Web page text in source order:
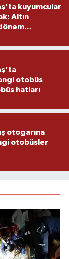
kuyumcular
Altın
otobüs
hatları
otogarına
otobüsler